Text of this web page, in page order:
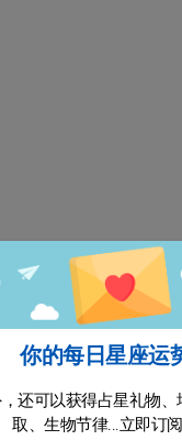
握好节奏，借力
你的每日星座运
还可以获得占星礼物、
取、生物节律...立即订阅